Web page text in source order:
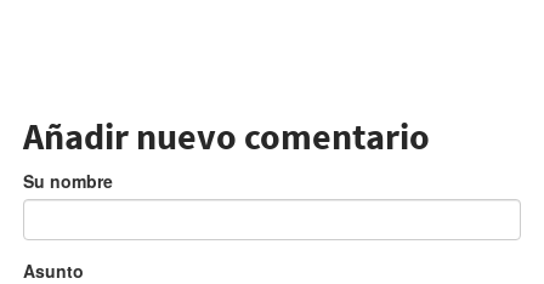
Añadir nuevo comentario
Su nombre
Asunto